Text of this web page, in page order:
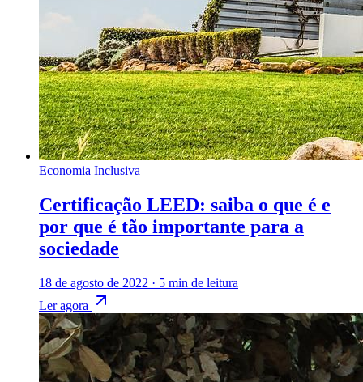
Economia Inclusiva
Certificação LEED: saiba o que é e
por que é tão importante para a
sociedade
18 de agosto de 2022 · 5 min de leitura
Ler agora